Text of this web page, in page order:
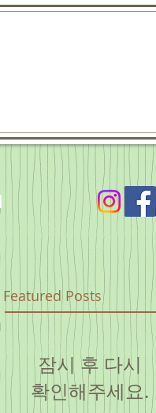
Featured Posts
잠시 후 다시
확인해주세요.